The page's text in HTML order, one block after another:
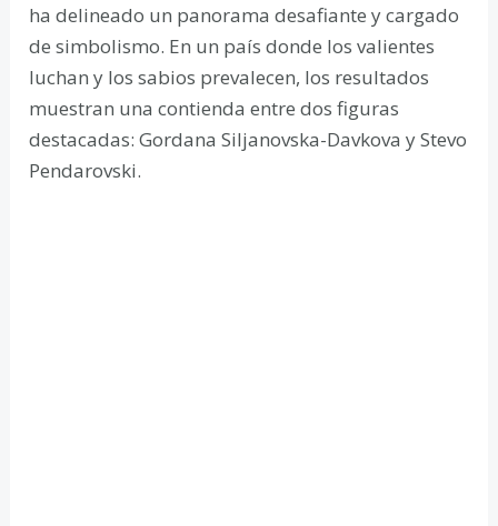
ha delineado un panorama desafiante y cargado
de simbolismo. En un país donde los valientes
luchan y los sabios prevalecen, los resultados
muestran una contienda entre dos figuras
destacadas: Gordana Siljanovska-Davkova y Stevo
Pendarovski.